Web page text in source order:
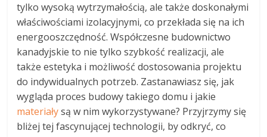
tylko wysoką wytrzymałością, ale także doskonałymi
właściwościami izolacyjnymi, co przekłada się na ich
energooszczędność. Współczesne budownictwo
kanadyjskie to nie tylko szybkość realizacji, ale
także estetyka i możliwość dostosowania projektu
do indywidualnych potrzeb. Zastanawiasz się, jak
wygląda proces budowy takiego domu i jakie
materiałysą w nim wykorzystywane? Przyjrzymy się
bliżej tej fascynującej technologii, by odkryć, co